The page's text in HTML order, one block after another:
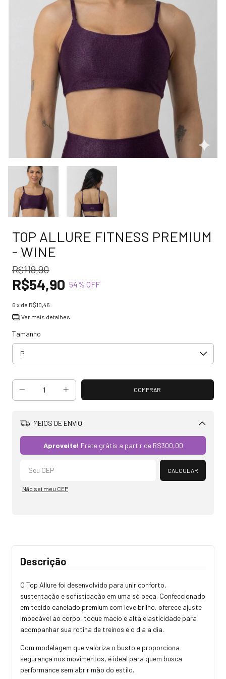
TOP ALLURE FITNESS PREMIUM
- WINE
R$119,90
R$54,90 54% OFF
6 x de R$10,46
Ver mais detalhes
Tamanho
MEIOS DE ENVIO
Aproveite! Frete grátis a partir de R$300,00
CALCULAR
Não sei meu CEP
Descrição
O Top Allure foi desenvolvido para unir conforto,
sustentação e sofisticação em uma só peça. Confeccionado
em tecido canelado premium com leve brilho, oferece ajuste
impecável ao corpo, toque macio e alta elasticidade para
acompanhar sua rotina de treinos e o dia a dia.
Com modelagem que valoriza o busto e proporciona
segurança nos movimentos, é ideal para quem busca
performance sem abrir mão do estilo.